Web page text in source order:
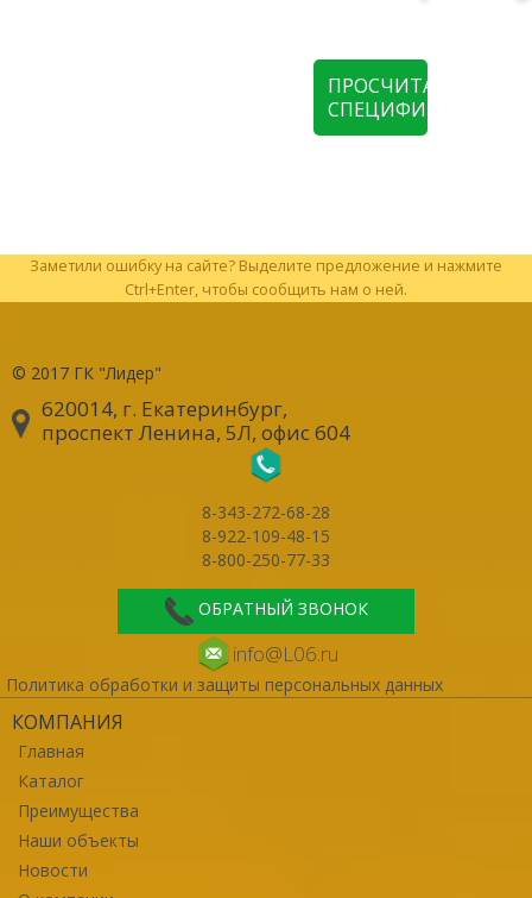
ПРОСЧИТАТЬ
СПЕЦИФИКАЦИЮ
Заметили ошибку на сайте? Выделите предложение и нажмите
Ctrl+Enter, чтобы сообщить нам о ней.
© 2017 ГК "Лидер"
620014, г. Екатеринбург,
проспект Ленина, 5Л, офис 604
8-343-272-68-28
8-922-109-48-15
8-800-250-77-33
ОБРАТНЫЙ ЗВОНОК
info@L06.ru
Политика обработки и защиты персональных данных
КОМПАНИЯ
Главная
Каталог
Преимущества
Наши объекты
Новости